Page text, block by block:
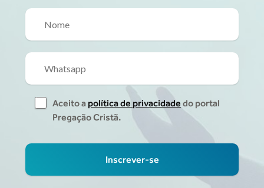
Aceito a política de privacidade do portal
Pregação Cristã.